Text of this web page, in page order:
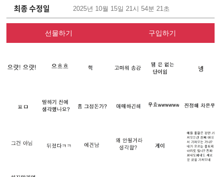
최종 수정일 2025년 10월 15일 21시 54분 21초
선물하기 구입하기